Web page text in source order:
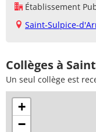
Établissement
Saint-Sulpice-
Collèges à
Un seul collège est
+
−